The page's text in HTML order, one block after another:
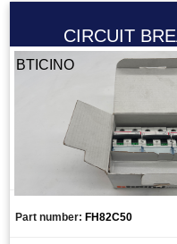
CIRCUIT
BTICINO
Part number: FH82C50